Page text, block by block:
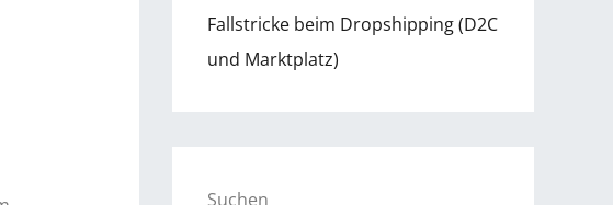
Fallstricke beim Dropshipping (D2C
und Marktplatz)
Suchen